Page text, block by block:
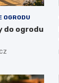
OGRODU
do ogrodu